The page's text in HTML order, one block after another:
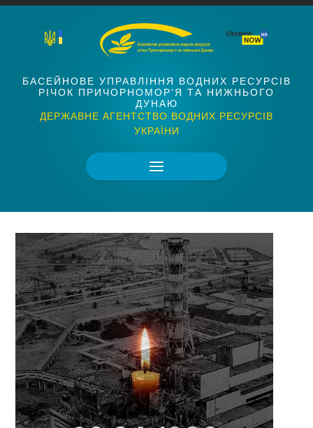
БАСЕЙНОВЕ УПРАВЛІННЯ ВОДНИХ РЕСУРСІВ
РІЧОК ПРИЧОРНОМОР'Я ТА НИЖНЬОГО
ДУНАЮ
ДЕРЖАВНЕ АГЕНТСТВО ВОДНИХ РЕСУРСІВ
УКРАЇНИ